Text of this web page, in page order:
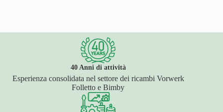
40 Anni di attività
Esperienza consolidata nel settore dei ricambi Vorwerk
Folletto e Bimby